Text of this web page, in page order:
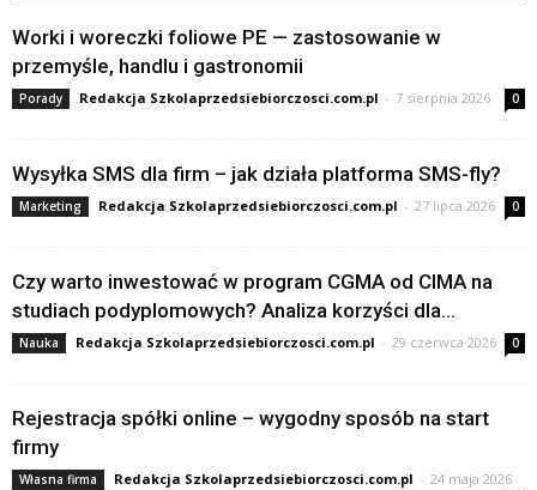
Worki i woreczki foliowe PE — zastosowanie w
przemyśle, handlu i gastronomii
Porady Redakcja Szkolaprzedsiebiorczosci.com.pl - 7 sierpnia 2026 0
Wysyłka SMS dla firm – jak działa platforma SMS-fly?
Marketing Redakcja Szkolaprzedsiebiorczosci.com.pl - 27 lipca 2026 0
Czy warto inwestować w program CGMA od CIMA na
studiach podyplomowych? Analiza korzyści dla...
Nauka Redakcja Szkolaprzedsiebiorczosci.com.pl - 29 czerwca 2026 0
Rejestracja spółki online – wygodny sposób na start
firmy
Własna firma Redakcja Szkolaprzedsiebiorczosci.com.pl - 24 maja 2026